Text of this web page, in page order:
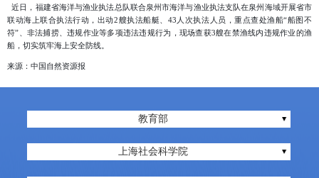
近日，福建省海洋与渔业执法总队联合泉州市海洋与渔业执法支队在泉州海域开展省市
联动海上联合执法行动，出动2艘执法船艇、43人次执法人员，重点查处渔船“船图不
符”、非法捕捞、违规作业等多项违法违规行为，现场查获3艘在禁渔线内违规作业的渔
船，切实筑牢海上安全防线。
来源：中国自然资源报
教育部
上海社会科学院